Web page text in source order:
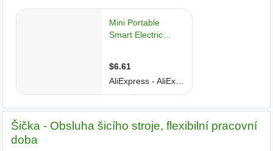
Šička - Obsluha šicího stroje, flexibilní pracovní
doba